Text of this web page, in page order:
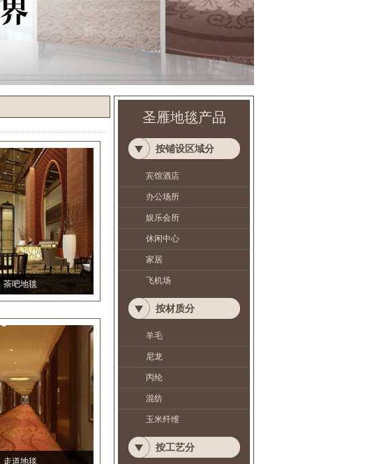
茶吧地毯
走道地毯
圣雁地毯产品
按铺设区域分
宾馆酒店
办公场所
娱乐会所
休闲中心
家居
飞机场
按材质分
羊毛
尼龙
丙纶
混纺
玉米纤维
按工艺分